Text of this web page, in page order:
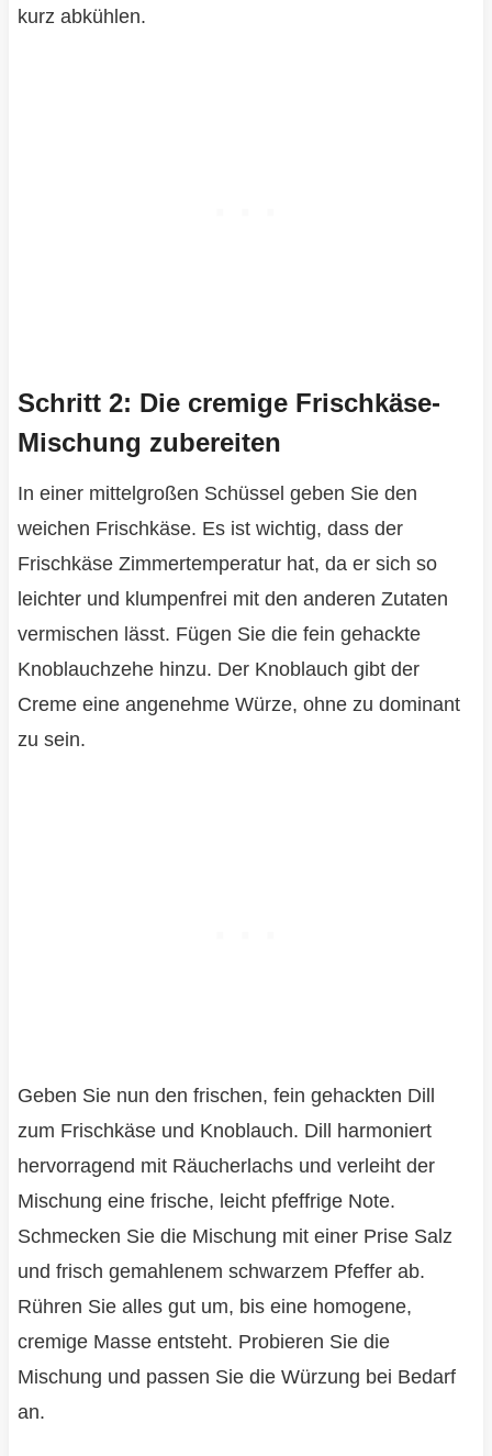
kurz abkühlen.
Schritt 2: Die cremige Frischkäse-
Mischung zubereiten
In einer mittelgroßen Schüssel geben Sie den
weichen Frischkäse. Es ist wichtig, dass der
Frischkäse Zimmertemperatur hat, da er sich so
leichter und klumpenfrei mit den anderen Zutaten
vermischen lässt. Fügen Sie die fein gehackte
Knoblauchzehe hinzu. Der Knoblauch gibt der
Creme eine angenehme Würze, ohne zu dominant
zu sein.
Geben Sie nun den frischen, fein gehackten Dill
zum Frischkäse und Knoblauch. Dill harmoniert
hervorragend mit Räucherlachs und verleiht der
Mischung eine frische, leicht pfeffrige Note.
Schmecken Sie die Mischung mit einer Prise Salz
und frisch gemahlenem schwarzem Pfeffer ab.
Rühren Sie alles gut um, bis eine homogene,
cremige Masse entsteht. Probieren Sie die
Mischung und passen Sie die Würzung bei Bedarf
an.